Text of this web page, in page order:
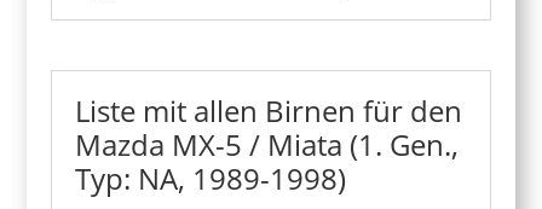
Liste mit allen Birnen für den
Mazda MX-5 / Miata (1. Gen.,
Typ: NA, 1989-1998)